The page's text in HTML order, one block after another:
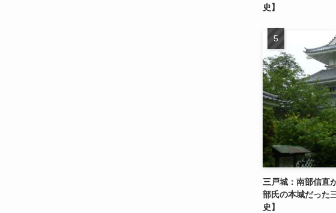
史】
三戸城：南部信直
部氏の本城だった
史】